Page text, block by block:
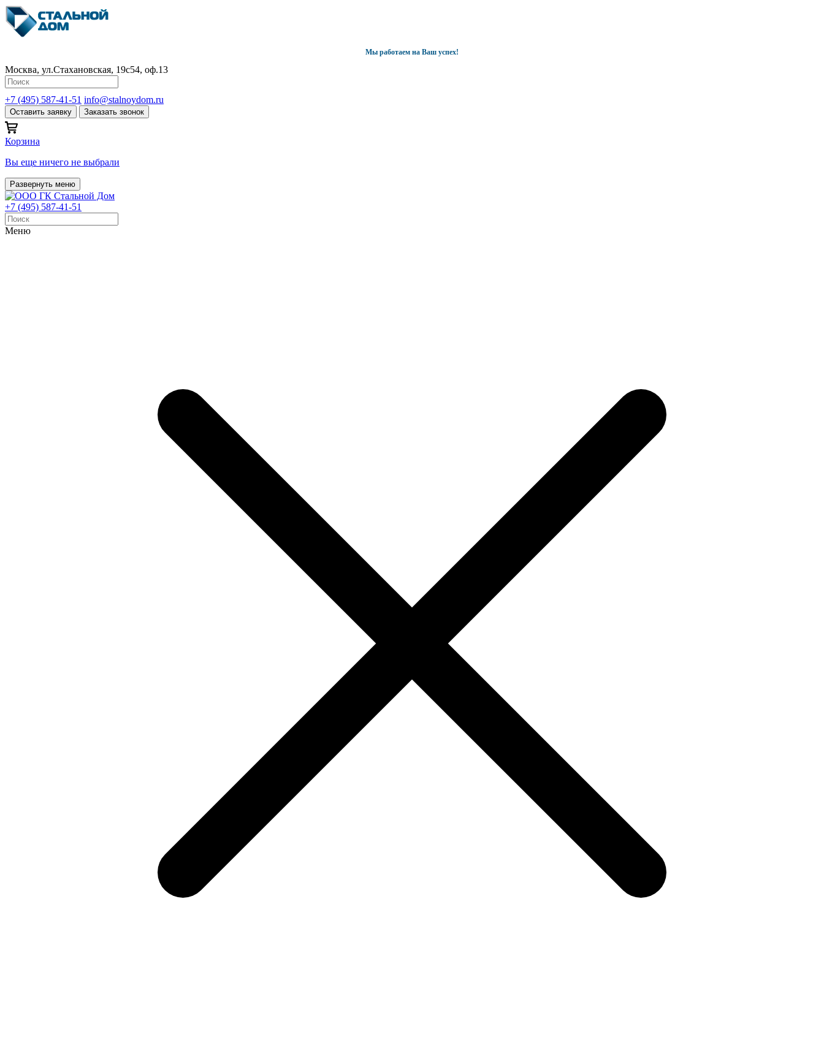
Мы работаем на Ваш успех!
Москва, ул.Стахановская, 19с54, оф.13
+7 (495) 587-41-51 info@stalnoydom.ru
Оставить заявку Заказать звонок
Корзина
Вы еще ничего не выбрали
Развернуть меню
+7 (495) 587-41-51
Меню